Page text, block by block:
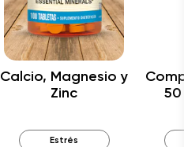
Calcio, Magnesio y
Zinc
Estrés